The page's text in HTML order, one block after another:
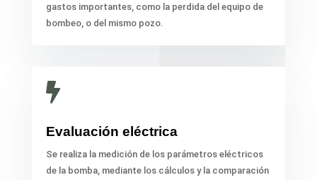
gastos importantes, como la perdida del equipo de
bombeo, o del mismo pozo.

Evaluación eléctrica
Se realiza la medición de los parámetros eléctricos
de la bomba, mediante los cálculos y la comparación